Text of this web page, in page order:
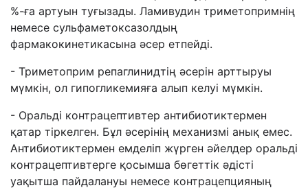
%-ға артуын туғызады. Ламивудин триметопримнің
немесе сульфаметоксазолдың
фармакокинетикасына әсер етпейді.
- Триметоприм репаглинидтің әсерін арттыруы
мүмкін, ол гипогликемияға алып келуі мүмкін.
- Оральді контрацептивтер антибиотиктермен
қатар тіркелген. Бұл әсерінің механизмі анық емес.
Антибиотиктермен емделіп жүрген әйелдер оральді
контрацептивтерге қосымша бөгеттік әдісті
уақытша пайдалануы немесе контрацепцияның